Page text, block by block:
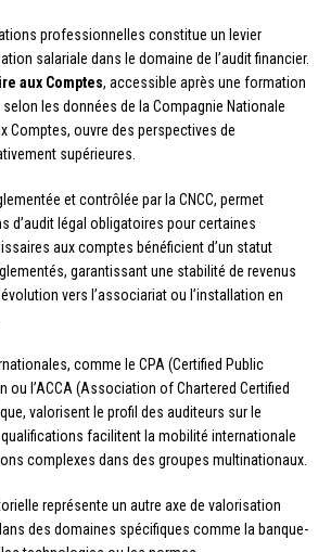
professionnelles constitue un levier
salariale dans le domaine de l’audit financier.
aux Comptes, accessible après une formation
les données de la Compagnie Nationale
Comptes, ouvre des perspectives de
supérieures.
et contrôlée par la CNCC, permet
d’audit légal obligatoires pour certaines
aux comptes bénéficient d’un statut
garantissant une stabilité de revenus
vers l’associariat ou l’installation en
comme le CPA (Certified Public
ou l’ACCA (Association of Chartered Certified
valorisent le profil des auditeurs sur le
facilitent la mobilité internationale
complexes dans des groupes multinationaux.
représente un autre axe de valorisation
des domaines spécifiques comme la banque-